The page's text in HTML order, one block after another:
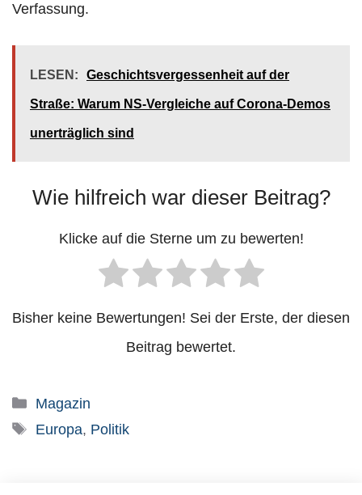
Verfassung.
LESEN: Geschichtsvergessenheit auf der
Straße: Warum NS-Vergleiche auf Corona-Demos
unerträglich sind
Wie hilfreich war dieser Beitrag?
Klicke auf die Sterne um zu bewerten!
Bisher keine Bewertungen! Sei der Erste, der diesen
Beitrag bewertet.
Kategorien
Magazin
Schlagwörter
Europa, Politik